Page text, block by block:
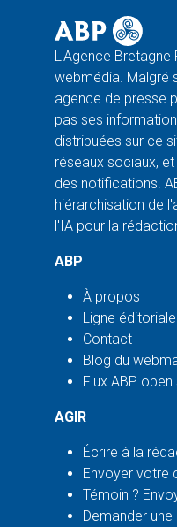
L'Agence Bretagne
webmédia. Malgré
agence de presse
pas ses
distribuées sur ce
réseaux sociaux,
des notifications.
hiérarchisation de
l'IA pour la
ABP
À propos
Ligne éditoriale
Contact
Blog du
Flux ABP
AGIR
Écrire à la
Envoyer votre
Témoin ?
Demander